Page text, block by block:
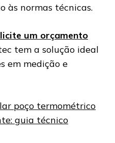
às normas técnicas.
um orçamento
tem a solução ideal
em medição e
poço termométrico
guia técnico